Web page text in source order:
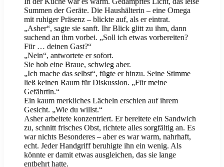
Summen der Geräte. Die Haushälterin – eine Omega
mit ruhiger Präsenz – blickte auf, als er eintrat.
„Asher“, sagte sie sanft. Ihr Blick glitt zu ihm, dann
suchend an ihm vorbei. „Soll ich etwas vorbereiten?
Für … deinen Gast?“
„Nein“, antwortete er sofort.
Sie hob eine Braue, schwieg aber.
„Ich mache das selbst“, fügte er hinzu. Seine Stimme
ließ keinen Raum für Diskussion. „Für meine
Gefährtin.“
Ein kaum merkliches Lächeln erschien auf ihrem
Gesicht. „Wie du willst.“
Asher arbeitete konzentriert. Er bereitete ein Sandwich
zu, schnitt frisches Obst, richtete alles sorgfältig an. Es
war nichts Besonderes – aber es war warm, nahrhaft,
echt. Jeder Handgriff beruhigte ihn ein wenig. Als
könnte er damit etwas ausgleichen, das sie lange
entbehrt hatte.